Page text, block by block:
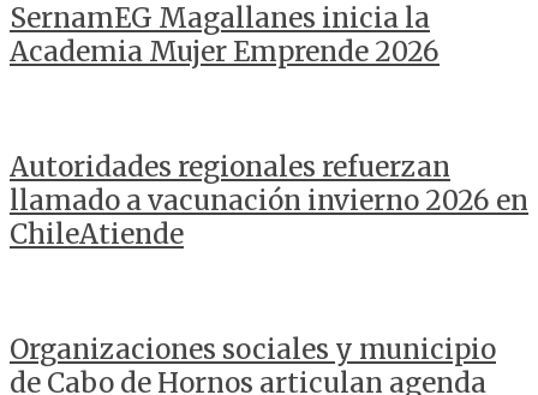
SernamEG Magallanes inicia la
Academia Mujer Emprende 2026
Autoridades regionales refuerzan
llamado a vacunación invierno 2026 en
ChileAtiende
Organizaciones sociales y municipio
de Cabo de Hornos articulan agenda